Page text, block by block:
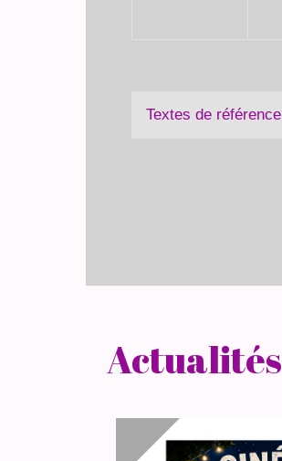
Textes de référence
Actualités